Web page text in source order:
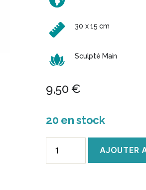
30 x 15 cm
Sculpté Main
9,50€
20 en stock
AJOUTER